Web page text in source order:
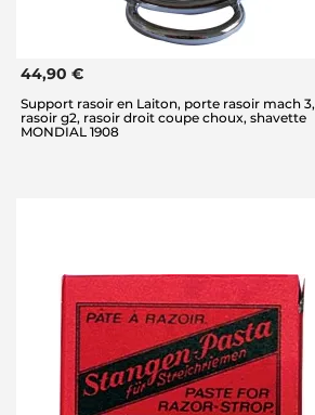
44,90 €
Support rasoir en Laiton, porte rasoir mach 3,
rasoir g2, rasoir droit coupe choux, shavette
MONDIAL 1908